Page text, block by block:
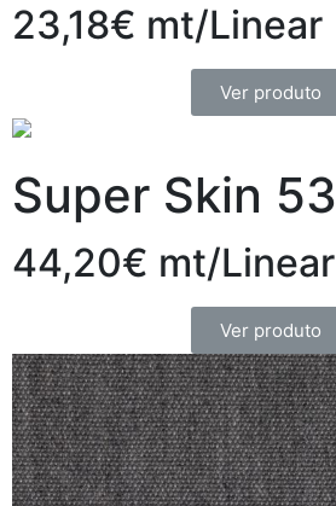
23,18€ mt/Linear
Ver produto
Super Skin 53
44,20€ mt/Linear
Ver produto